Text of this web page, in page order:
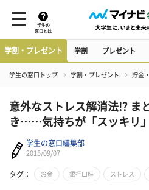
学生の
窓口とは
学割・プレゼント 学割 プレゼント
学生の窓口トップ 学割・プレゼント 貯金
意外なストレス解消法!? ま
き……気持ちが「スッキリ
学生の窓口編集部
2015/09/07
タグ： お金 銀行口座 ストレス